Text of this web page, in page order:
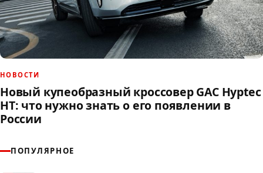
НОВОСТИ
Новый купеобразный кроссовер GAC Hyptec
HT: что нужно знать о его появлении в
России
ПОПУЛЯРНОЕ